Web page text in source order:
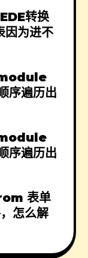
转换
因为进不
序遍历出
序遍历出
表单
怎么解